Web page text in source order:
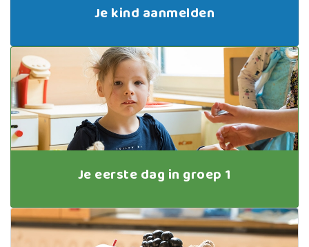
Je kind aanmelden
Je eerste dag in groep 1